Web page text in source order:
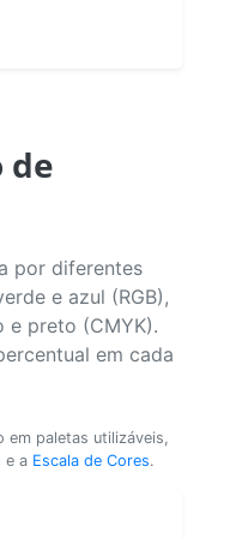
de
por diferentes
e azul (RGB),
e preto (CMYK).
em cada
em paletas utilizáveis,
e a Escala de Cores.